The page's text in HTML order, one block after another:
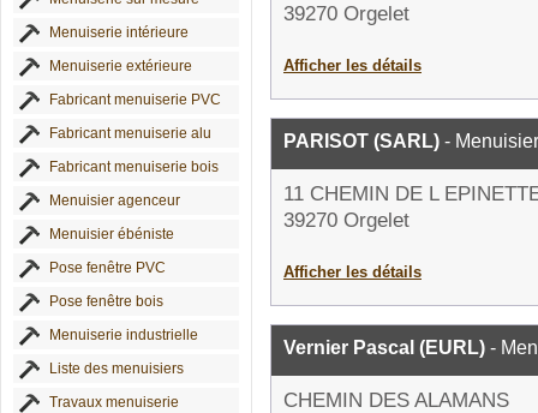
Menuiserie intérieure
Menuiserie extérieure
Fabricant menuiserie PVC
Fabricant menuiserie alu
Fabricant menuiserie bois
Menuisier agenceur
Menuisier ébéniste
Pose fenêtre PVC
Pose fenêtre bois
Menuiserie industrielle
Liste des menuisiers
Travaux menuiserie
39270 Orgelet
Afficher les détails
PARISOT (SARL) - Menuisier
11 CHEMIN DE L
39270 Orgelet
Afficher les détails
Vernier Pascal (EURL) -
CHEMIN DES ALAMANS